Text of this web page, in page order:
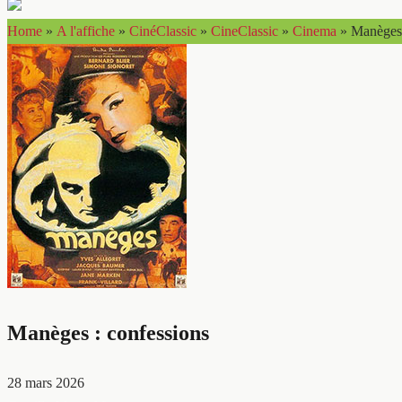
Home » A l'affiche » CinéClassic » CineClassic » Cinema »
Manèges : confessions
28 mars 2026